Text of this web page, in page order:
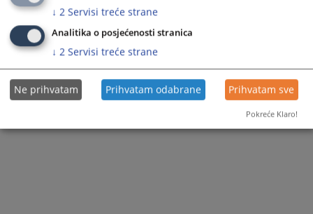
↓ 2 Servisi treće strane
Analitika o posjećenosti stranica
↓ 2 Servisi treće strane
Ne prihvatam Prihvatam odabrane Prihvatam sve
Pokreće Klaro!